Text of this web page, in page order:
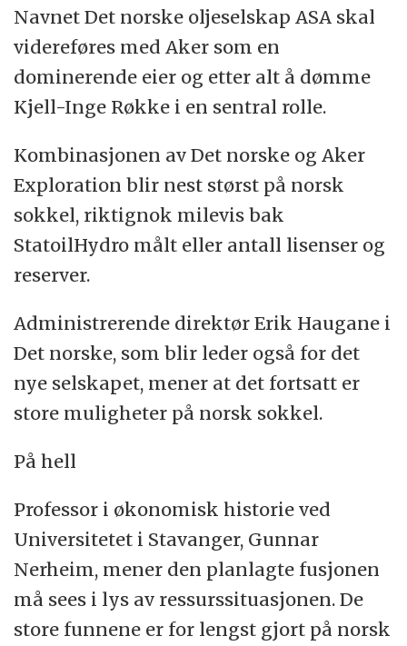
Navnet Det norske oljeselskap ASA skal
videreføres med Aker som en
dominerende eier og etter alt å dømme
Kjell-Inge Røkke i en sentral rolle.
Kombinasjonen av Det norske og Aker
Exploration blir nest størst på norsk
sokkel, riktignok milevis bak
StatoilHydro målt eller antall lisenser og
reserver.
Administrerende direktør Erik Haugane i
Det norske, som blir leder også for det
nye selskapet, mener at det fortsatt er
store muligheter på norsk sokkel.
På hell
Professor i økonomisk historie ved
Universitetet i Stavanger, Gunnar
Nerheim, mener den planlagte fusjonen
må sees i lys av ressurssituasjonen. De
store funnene er for lengst gjort på norsk